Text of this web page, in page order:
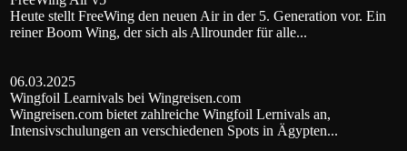
Heute stellt FreeWing den neuen Air in der 5. Generation vor. Ein
reiner Boom Wing, der sich als Allrounder für alle...
06.03.2025
Wingfoil Learnivals bei Wingreisen.com
Wingreisen.com bietet zahlreiche Wingfoil Lernivals an,
Intensivschulungen an verschiedenen Spots in Ägypten...